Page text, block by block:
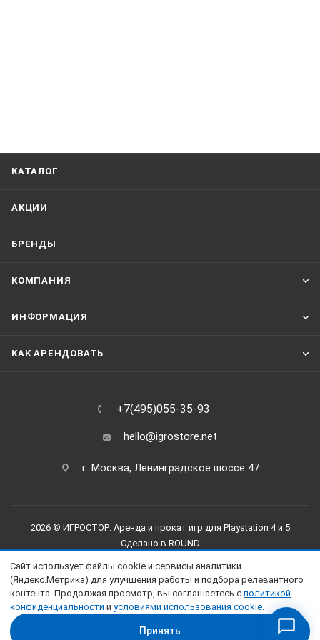
КАТАЛОГ
АКЦИИ
БРЕНДЫ
КОМПАНИЯ
ИНФОРМАЦИЯ
КАК АРЕНДОВАТЬ
+7(495)055-35-93
hello@igrostore.net
г. Москва, Ленинградское шоссе 47
2026 © ИГРОСТОР: Аренда и прокат игр для Playstation 4 и 5
Сделано в ROUND
Сайт использует файлы cookie и сервисы аналитики
(Яндекс.Метрика) для улучшения работы и подбора релевантного
контента. Продолжая просмотр, вы соглашаетесь с политикой
конфиденциальности и условиями использования cookie.
Принять